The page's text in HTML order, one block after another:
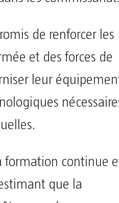
de renforcer les
et des forces de
leur
formation continue
que la